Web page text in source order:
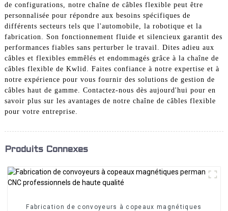
de configurations, notre chaîne de câbles flexible peut être
personnalisée pour répondre aux besoins spécifiques de
différents secteurs tels que l'automobile, la robotique et la
fabrication. Son fonctionnement fluide et silencieux garantit des
performances fiables sans perturber le travail. Dites adieu aux
câbles et flexibles emmêlés et endommagés grâce à la chaîne de
câbles flexible de Kwlid. Faites confiance à notre expertise et à
notre expérience pour vous fournir des solutions de gestion de
câbles haut de gamme. Contactez-nous dès aujourd'hui pour en
savoir plus sur les avantages de notre chaîne de câbles flexible
pour votre entreprise.
Produits Connexes
Fabrication de convoyeurs à copeaux magnétiques